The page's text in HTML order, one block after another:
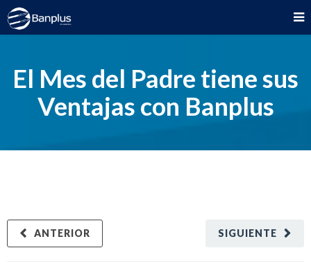
El Mes del Padre tiene sus
Ventajas con Banplus
SIGUIENTE
ANTERIOR